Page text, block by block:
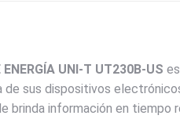
UNI-T UT230B-US
de sus dispositivos
brinda información en tiempo